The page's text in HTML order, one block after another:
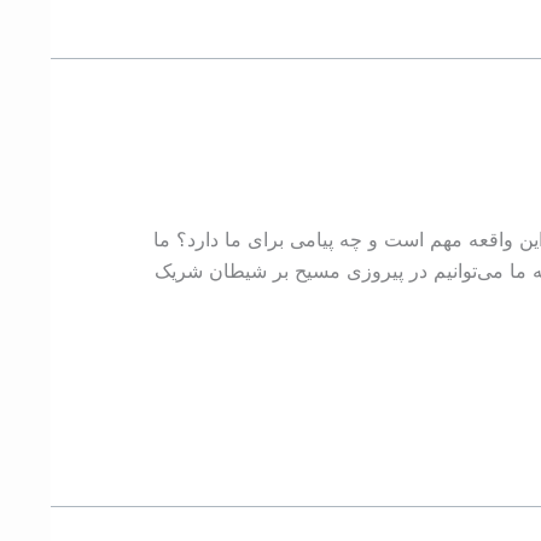
واقعه مهم است و چه پیامی برای ما دارد؟ ما
ما می‌توانیم در پیروزی مسیح بر شیطان شریک